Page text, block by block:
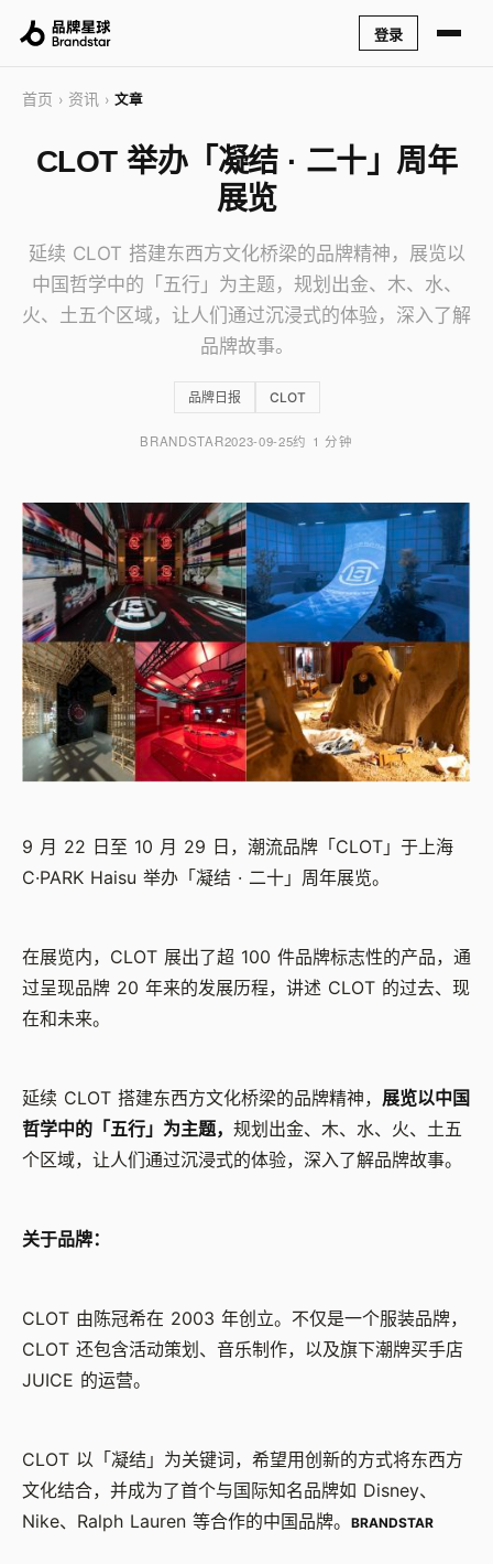
登录
首页 › 资讯 › 文章
CLOT 举办「凝结 · 二十」周年
展览
延续 CLOT 搭建东西方文化桥梁的品牌精神，展览以
中国哲学中的「五行」为主题，规划出金、木、水、
火、土五个区域，让人们通过沉浸式的体验，深入了解
品牌故事。
品牌日报 CLOT
BRANDSTAR2023-09-25约 1 分钟
9 月 22 日至 10 月 29 日，潮流品牌「CLOT」于上海
C·PARK Haisu 举办「凝结 · 二十」周年展览。
在展览内，CLOT 展出了超 100 件品牌标志性的产品，通
过呈现品牌 20 年来的发展历程，讲述 CLOT 的过去、现
在和未来。
延续 CLOT 搭建东西方文化桥梁的品牌精神， 展览以中国
哲学中的「五行」为主题， 规划出金、木、水、火、土五
个区域，让人们通过沉浸式的体验，深入了解品牌故事。
关于品牌：
CLOT 由陈冠希在 2003 年创立。不仅是一个服装品牌，
CLOT 还包含活动策划、音乐制作，以及旗下潮牌买手店
JUICE 的运营。
CLOT 以「凝结」为关键词，希望用创新的方式将东西方
文化结合，并成为了首个与国际知名品牌如 Disney、
Nike、Ralph Lauren 等合作的中国品牌。
BRANDSTAR